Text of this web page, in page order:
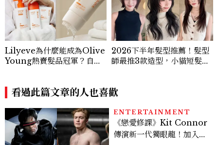
Lilyeve為什麼能成為Olive
Young熱賣髮品冠軍？自帶
2026下半年髮型推薦！髮型
師最推3款造型，小貓短髮、
看過此篇文章的人也喜歡
ENTERTAINMENT
《戀愛修課》Kit Connor
傳演新一代獨眼龍！加入新